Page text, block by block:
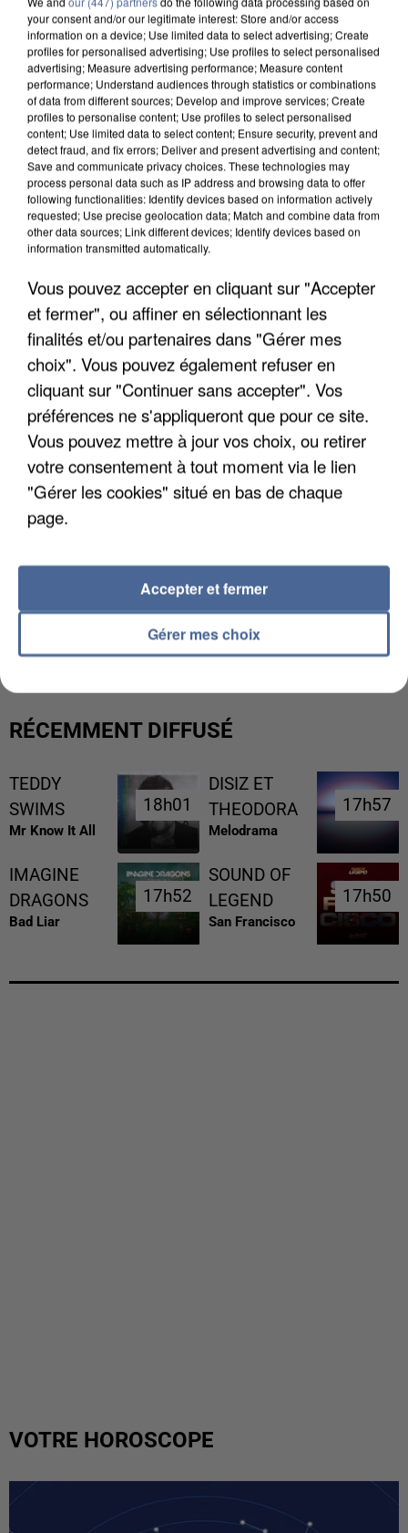
APRÈS TOUTES CES CANICULES, LES REFUGES
DE FAUNE SAUVAGE SONT...
L’UN DES FONDATEURS SUPPOSÉS DE LA DZ
MAFIA INTERPELLÉ EN ALGÉRIE
RÉCEMMENT DIFFUSÉ
TEDDY
SWIMS
Mr Know It All
18h01
18h01
DISIZ ET
THEODORA
Melodrama
17h57
17h57
IMAGINE
DRAGONS
Bad Liar
17h52
17h52
SOUND OF
LEGEND
San Francisco
17h50
17h50
VOTRE HOROSCOPE
your consent and/or our legitimate interest: Store and/or access
information on a device; Use limited data to select advertising; Create
profiles for personalised advertising; Use profiles to select personalised
advertising; Measure advertising performance; Measure content
performance; Understand audiences through statistics or combinations
of data from different sources; Develop and improve services; Create
profiles to personalise content; Use profiles to select personalised
content; Use limited data to select content; Ensure security, prevent and
detect fraud, and fix errors; Deliver and present advertising and content;
Save and communicate privacy choices. These technologies may
process personal data such as IP address and browsing data to offer
following functionalities: Identify devices based on information actively
requested; Use precise geolocation data; Match and combine data from
other data sources; Link different devices; Identify devices based on
information transmitted automatically.
Vous pouvez accepter en cliquant sur "Accepter
et fermer", ou affiner en sélectionnant les
finalités et/ou partenaires dans "Gérer mes
choix". Vous pouvez également refuser en
cliquant sur "Continuer sans accepter". Vos
préférences ne s'appliqueront que pour ce site.
Vous pouvez mettre à jour vos choix, ou retirer
votre consentement à tout moment via le lien
"Gérer les cookies" situé en bas de chaque
page.
Gérer mes choix
Accepter et fermer